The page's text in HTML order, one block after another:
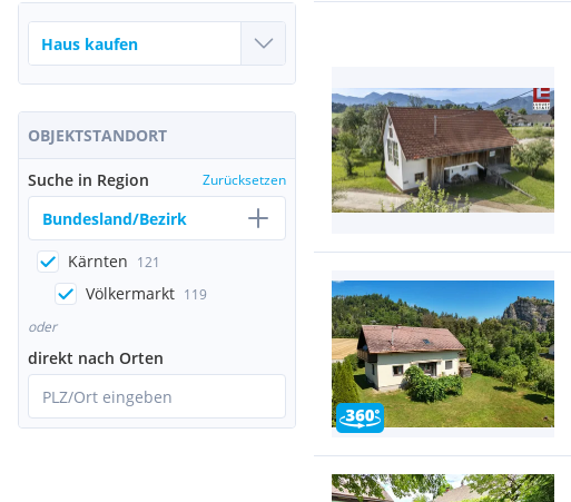
OBJEKTSTANDORT
Suche in Region Zurücksetzen
Bundesland/Bezirk
Kärnten 121
Völkermarkt 119
oder
direkt nach Orten
PLZ/Ort eingeben